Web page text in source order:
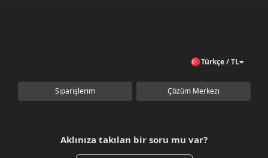
Türkçe / TL
Siparişlerim Çözüm Merkezi
Aklınıza takılan bir soru mu var?